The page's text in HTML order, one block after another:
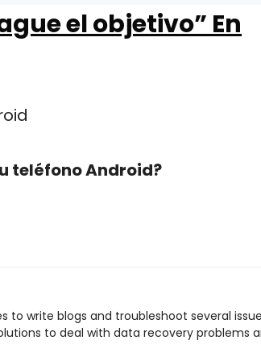
el objetivo” En
teléfono Android?
to write blogs and troubleshoot several
to deal with data recovery problems